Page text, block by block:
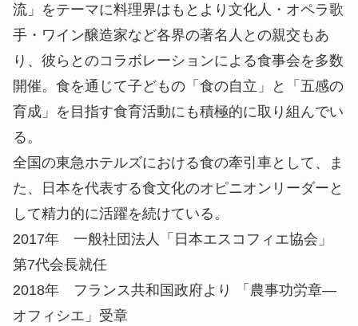
流」をテーマに料理界はもとより文化人・オペラ歌
手・ワイン醸造家など各界の著名人との親交もあ
り、彼らとのコラボレーションによる食事会を多数
開催。食を通じて子どもの「食の自立」と「五感の
育成」を目指す食育活動にも積極的に取り組んでい
る。
全国の東急ホテルズにおける食の牽引車として、ま
た、日本を代表する食文化のオピニオンリーダーと
して精力的に活躍を続けている。
2017年 一般社団法人「日本エスコフィエ協会」
第7代会長就任
2018年 フランス共和国政府より 「農事功労章―
オフィシエ」受章